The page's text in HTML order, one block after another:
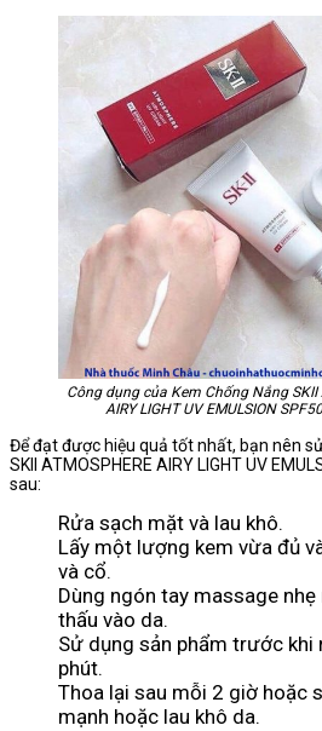
Công dụng của Kem Chống Nắng SKII
AIRY LIGHT UV EMULSION
Để đạt được hiệu quả tốt nhất, bạn nên
SKII ATMOSPHERE AIRY LIGHT UV
sau:
Rửa sạch mặt và lau khô.
Lấy một lượng kem vừa đủ
và cổ.
Dùng ngón tay massage
thấu vào da.
Sử dụng sản phẩm trước
phút.
Thoa lại sau mỗi 2 giờ hoặc
mạnh hoặc lau khô da.